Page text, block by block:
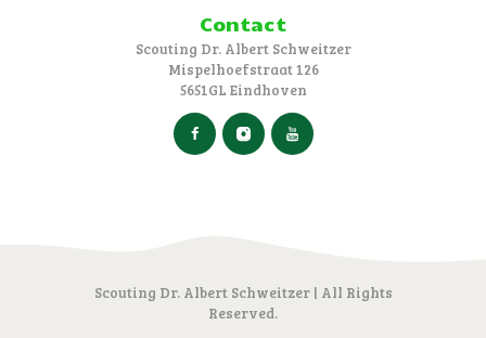
Contact
Scouting Dr. Albert Schweitzer
Mispelhoefstraat 126
5651GL Eindhoven
Scouting Dr. Albert Schweitzer | All Rights
Reserved.